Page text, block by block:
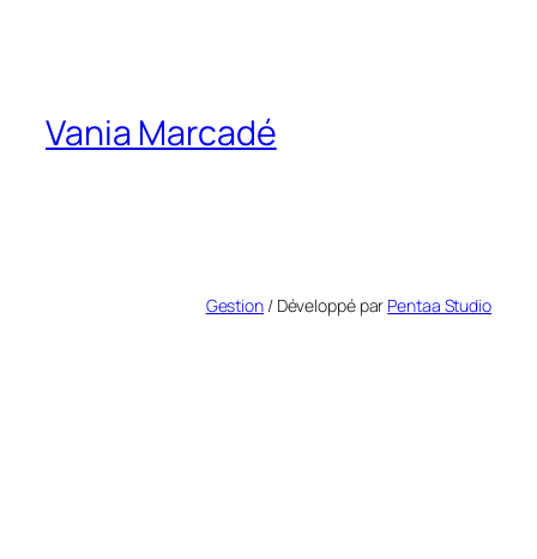
Vania Marcadé
Gestion/ Développé par Pentaa Studio